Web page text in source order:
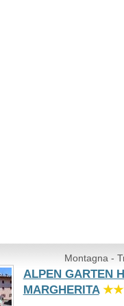
Montagna -
ALPEN GARTEN
MARGHERITA